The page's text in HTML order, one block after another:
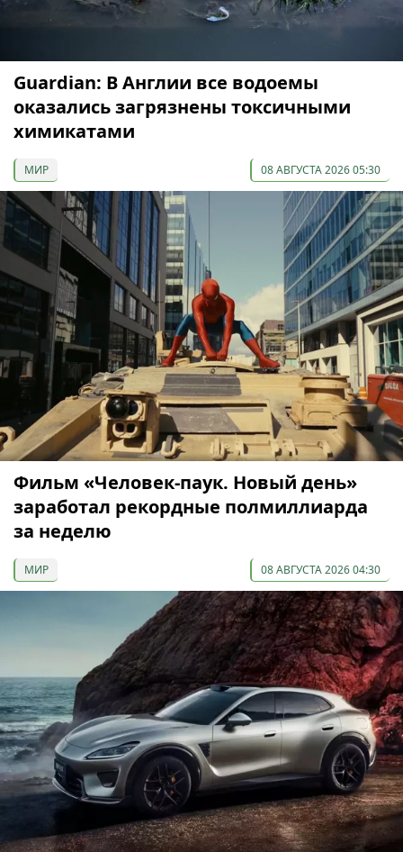
Guardian: В Англии все водоемы
оказались загрязнены токсичными
химикатами
МИР 08 АВГУСТА 2026 05:30
Фильм «Человек-паук. Новый день»
заработал рекордные полмиллиарда
за неделю
МИР 08 АВГУСТА 2026 04:30